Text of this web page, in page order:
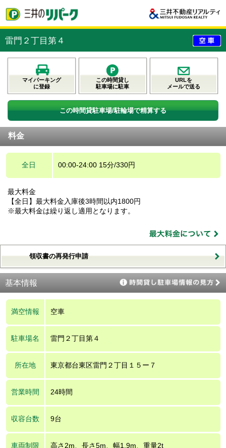
雷門２丁目第４
マイパーキング
に登録
この時間貸し
駐車場に駐車
URLを
メールで送る
この時間貸駐車場/駐輪場で精算する
料金
全日 00:00-24:00 15分/330円
最大料金
【全日】最大料金入庫後3時間以内1800円
※最大料金は繰り返し適用となります。
領収書の再発行申請
基本情報
満空情報 空車
駐車場名 雷門２丁目第４
所在地 東京都台東区雷門２丁目１５ー７
営業時間 24時間
収容台数 9台
車両制限 高さ2m、長さ5m、幅1.9m、重量2t